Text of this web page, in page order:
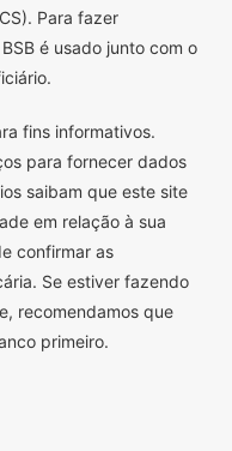
Para fazer
é usado junto com o
fins informativos.
para fornecer dados
saibam que este site
em relação à sua
confirmar as
Se estiver fazendo
recomendamos que
primeiro.